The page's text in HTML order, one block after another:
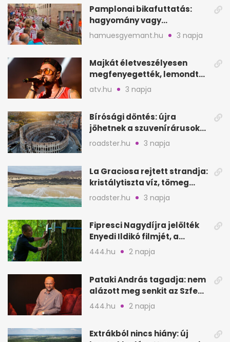
Pamplonai bikafuttatás:
hagyomány vagy
értelmetlen vérontás?
hamuesgyemant.hu 3 napja
Majkát életveszélyesen
megfenyegették, lemondta
a sepsiszentgyörgyi
atv.hu 3 napja
Bírósági döntés: újra
jöhetnek a szuvenírárusok
Európa ikonikus helyére
roadster.hu 3 napja
La Graciosa rejtett strandja:
kristálytiszta víz, tömeg
nélkül
roadster.hu 3 napja
Fipresci Nagydíjra jelölték
Enyedi Ildikó filmjét, a
Csendes barátot
444.hu 2 napja
Pataki András tagadja: nem
alázott meg senkit az Szfe
felvételijén
444.hu 2 napja
Extrákból nincs hiány: új